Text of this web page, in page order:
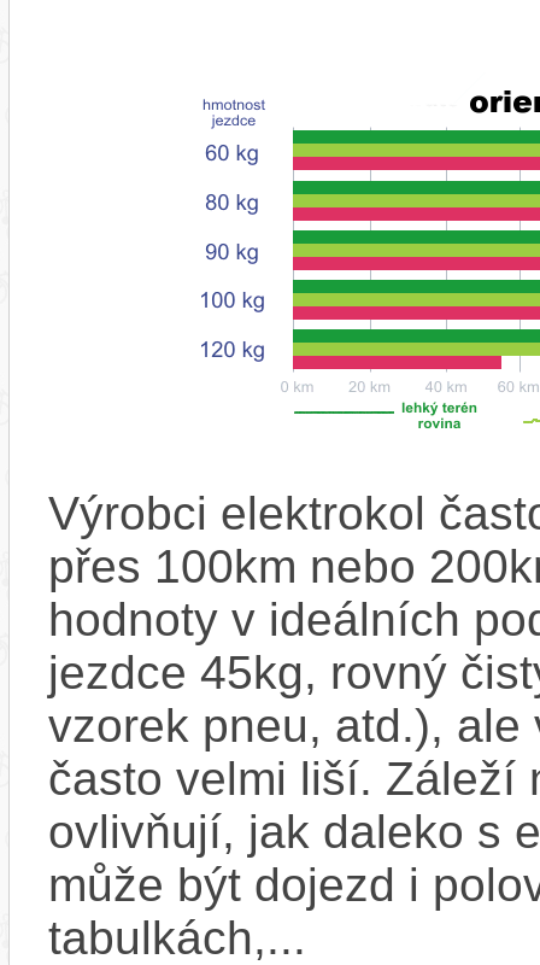
Výrobci elektrokol
přes 100km nebo
hodnoty v ideálních
jezdce 45kg, rovný
vzorek pneu, atd.),
často velmi liší. Záleží
ovlivňují, jak daleko s
může být dojezd i
tabulkách,...